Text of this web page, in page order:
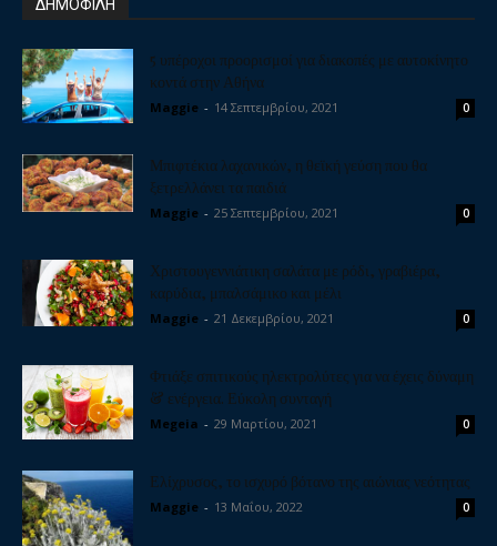
ΔΗΜΟΦΙΛΗ
5 υπέροχοι προορισμοί για διακοπές με αυτοκίνητο
κοντά στην Αθήνα
Maggie - 14 Σεπτεμβρίου, 2021 0
Μπιφτέκια λαχανικών, η θεϊκή γεύση που θα
ξετρελλάνει τα παιδιά
Maggie - 25 Σεπτεμβρίου, 2021 0
Χριστουγεννιάτικη σαλάτα με ρόδι, γραβιέρα,
καρύδια, μπαλσάμικο και μέλι
Maggie - 21 Δεκεμβρίου, 2021 0
Φτιάξε σπιτικούς ηλεκτρολύτες για να έχεις δύναμη
& ενέργεια. Εύκολη συνταγή
Megeia - 29 Μαρτίου, 2021 0
Ελίχρυσος, το ισχυρό βότανο της αιώνιας νεότητας
Maggie - 13 Μαΐου, 2022 0